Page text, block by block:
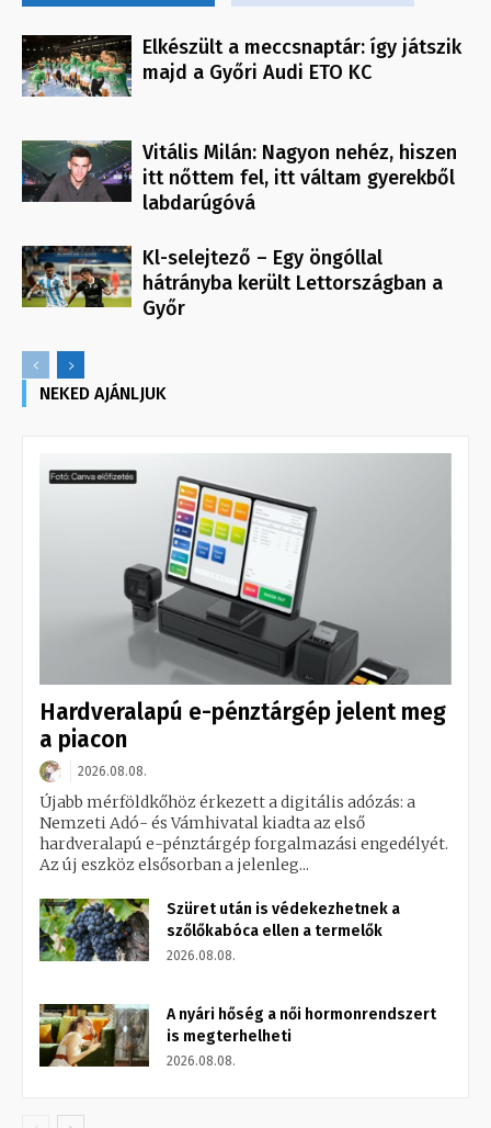
Elkészült a meccsnaptár: így játszik
majd a Győri Audi ETO KC
Vitális Milán: Nagyon nehéz, hiszen
itt nőttem fel, itt váltam gyerekből
labdarúgóvá
Kl-selejtező – Egy öngóllal
hátrányba került Lettországban a
Győr
NEKED AJÁNLJUK
Hardveralapú e-pénztárgép jelent meg
a piacon
2026.08.08.
Újabb mérföldkőhöz érkezett a digitális adózás: a
Nemzeti Adó- és Vámhivatal kiadta az első
hardveralapú e-pénztárgép forgalmazási engedélyét.
Az új eszköz elsősorban a jelenleg...
Szüret után is védekezhetnek a
szőlőkabóca ellen a termelők
2026.08.08.
A nyári hőség a női hormonrendszert
is megterhelheti
2026.08.08.